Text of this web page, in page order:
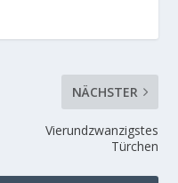
NÄCHSTER
Vierundzwanzigstes
Türchen